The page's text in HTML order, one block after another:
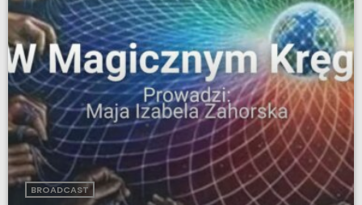
BROADCAST